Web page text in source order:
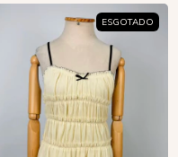
ESGOTADO